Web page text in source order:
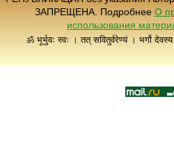
ЗАПРЕЩЕНА. Подробнее О
использования
ॐ भूर्भुवः स्वः । तत् सवितुर्वरेण्यं । भर्गो